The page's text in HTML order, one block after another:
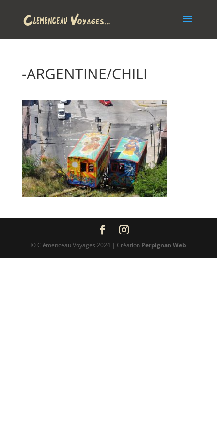
-ARGENTINE/CHILI
© Clémenceau Voyages 2024 | Création Perpignan Web